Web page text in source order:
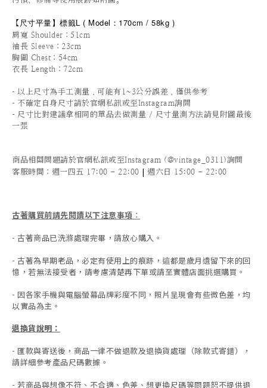
【 尺寸平量】標籤L ( Model：170cm / 58kg )
肩寬 Shoulder：51cm
袖長 Sleeve：23cm
胸圍 Chest：54cm
衣長 Length：72cm
- 以上尺寸為手工測量，可能有1~3公分誤差，僅供參考
- 不確定自身尺寸請於官網私訊或至Instagram詢問
- 尺寸比對建議拿相同的單品去做測量 / 尺寸量測方法請見附圖最後
一張
商品相關問題請於官網私訊或至Instagram (@vintage_0311)詢問
客服時間 ：週一四五 17:00 - 22:00 | 週六日 15:00 - 22:00
古著購買前請先閱讀以下注意事項 ：
- 古著商品已洗滌處理完畢，請放心購入。
- 古著為早期老品，必定有使用上的痕跡，這都是歲月遺留下來的回
憶，若無法接受者，請考慮清楚再下單或請至實體店面挑選購買。
- 因各家手機與電腦螢幕品牌彩度不同，照片呈現會有些微色差，均
以實品為主。
退換貨說明：
- 匯款與寄送後，商品一律不做退款及退換貨處理（除款式寄錯），
請詳細參考產品尺碼數據 。
- 若商品與想像不符、不合適、色差、想更換尺碼等問題恕不提供退